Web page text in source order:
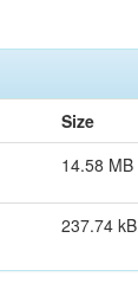
Size
14.58 MB
237.74 kB